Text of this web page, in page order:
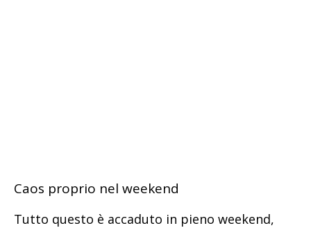
Caos proprio nel weekend
Tutto questo è accaduto in pieno weekend,